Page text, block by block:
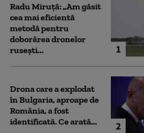
1
Radu Miruță: „Am găsit
cea mai eficientă
metodă pentru
doborârea dronelor
rusești...
2
Drona care a explodat
în Bulgaria, aproape de
România, a fost
identificată. Ce arată...